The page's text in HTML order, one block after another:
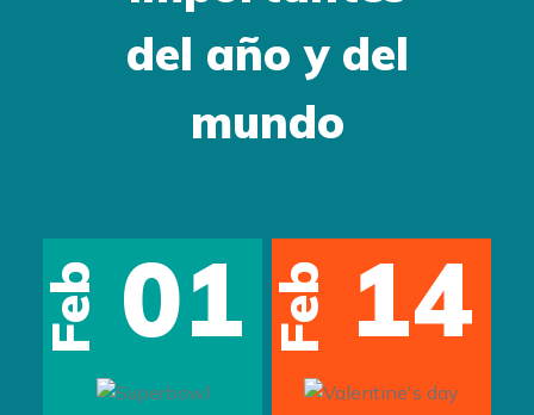
del año y del
mundo
Feb 01 Feb 14